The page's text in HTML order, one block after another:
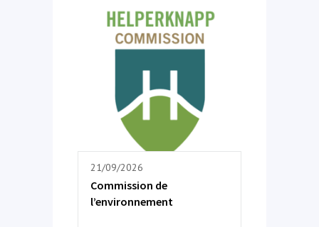
21/09/2026
Commission de
l’environnement